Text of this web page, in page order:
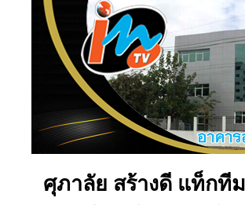
ศุภาลัย สร้างดี แท็กที